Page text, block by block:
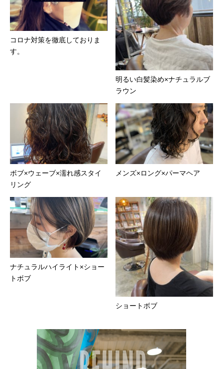
コロナ対策を徹底しておりま
す。
明るい白髪染め×ナチュラルブ
ラウン
ボブ×ウェーブ×濡れ感スタイ
リング
メンズ×ロング×パーマヘア
ナチュラルハイライト×ショー
トボブ
ショートボブ